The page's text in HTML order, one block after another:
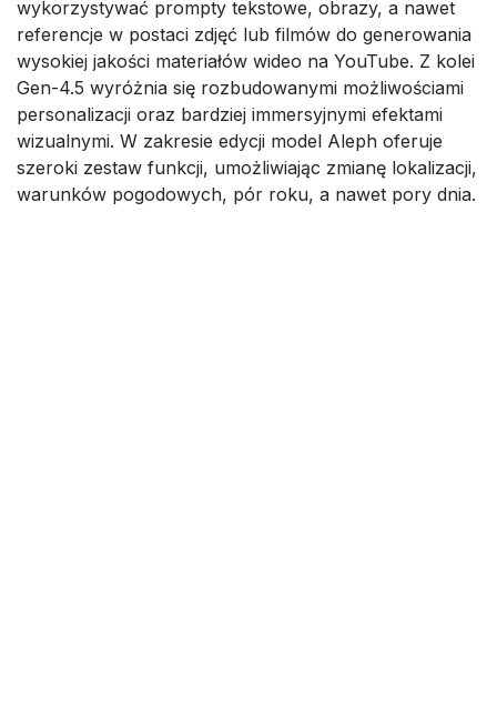
wykorzystywać prompty tekstowe, obrazy, a nawet
referencje w postaci zdjęć lub filmów do generowania
wysokiej jakości materiałów wideo na YouTube. Z kolei
Gen-4.5 wyróżnia się rozbudowanymi możliwościami
personalizacji oraz bardziej immersyjnymi efektami
wizualnymi. W zakresie edycji model Aleph oferuje
szeroki zestaw funkcji, umożliwiając zmianę lokalizacji,
warunków pogodowych, pór roku, a nawet pory dnia.